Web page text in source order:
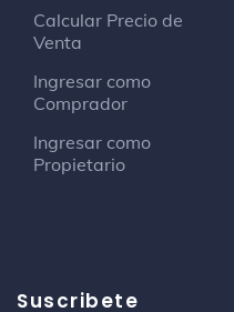
Calcular Precio de
Venta
Ingresar como
Comprador
Ingresar como
Propietario
Suscribete